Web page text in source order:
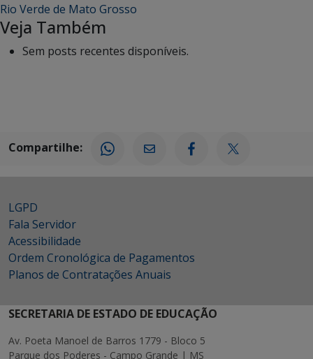
Rio Verde de Mato Grosso
Veja Também
Sem posts recentes disponíveis.
Compartilhe:
LGPD
Fala Servidor
Acessibilidade
Ordem Cronológica de Pagamentos
Planos de Contratações Anuais
SECRETARIA DE ESTADO DE EDUCAÇÃO
Av. Poeta Manoel de Barros 1779 - Bloco 5
Parque dos Poderes - Campo Grande | MS